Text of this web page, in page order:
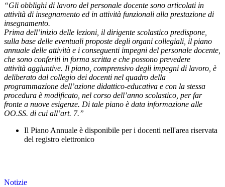
“Gli obblighi di lavoro del personale docente sono articolati in
attività di insegnamento ed in attività funzionali alla prestazione di
insegnamento.
Prima dell’inizio delle lezioni, il dirigente scolastico predispone,
sulla base delle eventuali proposte degli organi collegiali, il piano
annuale delle attività e i conseguenti impegni del personale docente,
che sono conferiti in forma scritta e che possono prevedere
attività aggiuntive. Il piano, comprensivo degli impegni di lavoro, è
deliberato dal collegio dei docenti nel quadro della
programmazione dell’azione didattico-educativa e con la stessa
procedura è modificato, nel corso dell’anno scolastico, per far
fronte a nuove esigenze. Di tale piano è data informazione alle
OO.SS. di cui all’art. 7.”
Il Piano Annuale è disponibile per i docenti nell'area riservata
del registro elettronico
Notizie